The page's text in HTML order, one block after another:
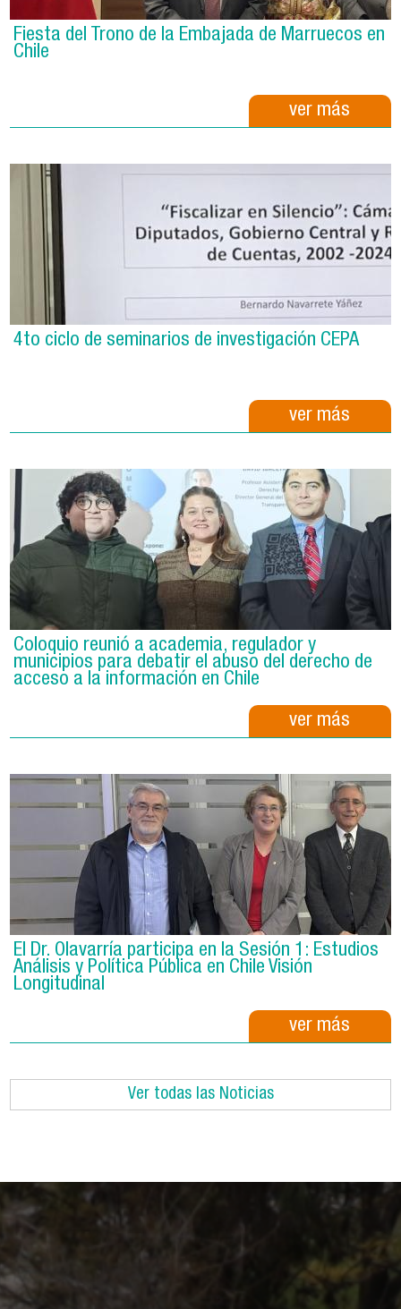
Fiesta del Trono de la Embajada de Marruecos en
Chile
ver más
4to ciclo de seminarios de investigación CEPA
ver más
Coloquio reunió a academia, regulador y
municipios para debatir el abuso del derecho de
acceso a la información en Chile
ver más
El Dr. Olavarría participa en la Sesión 1: Estudios
Análisis y Política Pública en Chile Visión
Longitudinal
ver más
Ver todas las Noticias